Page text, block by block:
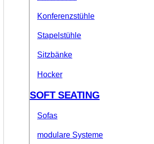
Konferenzstühle
Stapelstühle
Sitzbänke
Hocker
SOFT SEATING
Sofas
modulare Systeme